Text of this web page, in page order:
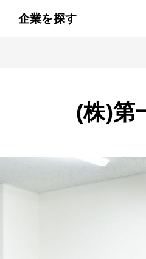
企業を探す
(株)第